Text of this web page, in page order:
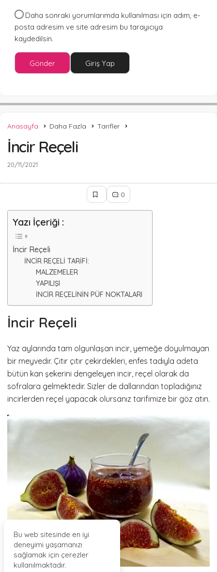
Daha sonraki yorumlarımda kullanılması için adım, e-
posta adresim ve site adresim bu tarayıcıya
kaydedilsin.
Gönder Giriş Yap
Anasayfa Daha Fazla Tarifler
İncir Reçeli
20/11/2021
0
Yazı İçeriği :
İncir Reçeli
İNCİR REÇELİ TARİFİ:
MALZEMELER
YAPILIŞI
İNCİR REÇELİNİN PÜF NOKTALARI
İncir Reçeli
Yaz aylarında tam olgunlaşan incir, yemeğe doyulmayan
bir meyvedir. Çıtır çıtır çekirdekleri, enfes tadıyla adeta
bütün kan şekerini dengeleyen incir, reçel olarak da
sofralara gelmektedir. Sizler de dallarından topladığınız
incirlerden reçel yapacak olursanız tarifimize bir göz atın.
Bu web sitesinde en iyi
deneyimi yaşamanızı
sağlamak için çerezler
kullanılmaktadır.